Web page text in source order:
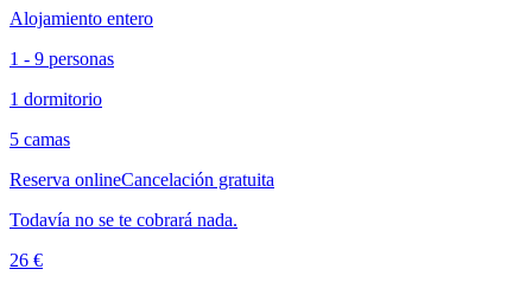
Alojamiento entero
1 - 9 personas
1 dormitorio
5 camas
Reserva onlineCancelación gratuita
Todavía no se te cobrará nada.
26 €